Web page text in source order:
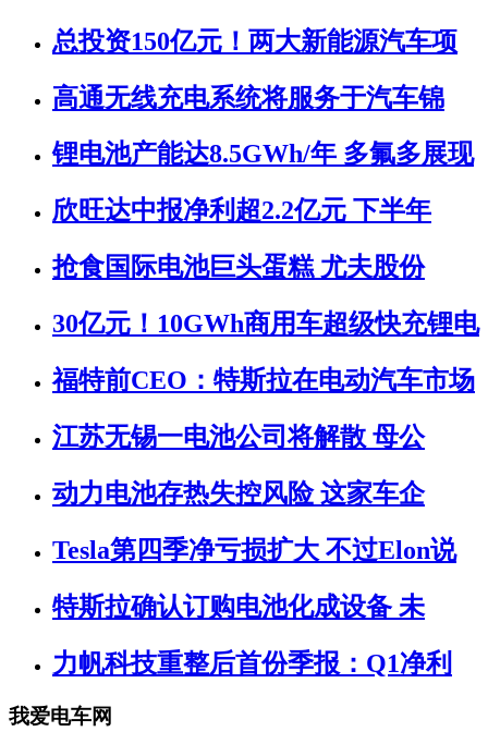
总投资150亿元！两大新能源汽车项
高通无线充电系统将服务于汽车锦
锂电池产能达8.5GWh/年 多氟多展现
欣旺达中报净利超2.2亿元 下半年
抢食国际电池巨头蛋糕 尤夫股份
30亿元！10GWh商用车超级快充锂电
福特前CEO：特斯拉在电动汽车市场
江苏无锡一电池公司将解散 母公
动力电池存热失控风险 这家车企
Tesla第四季净亏损扩大 不过Elon说
特斯拉确认订购电池化成设备 未
力帆科技重整后首份季报：Q1净利
我爱电车网